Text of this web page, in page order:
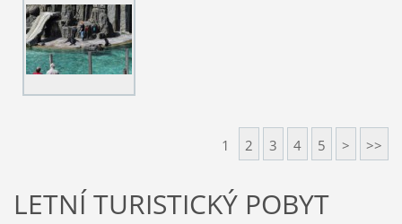
1 2 3 4 5 > >>
LETNÍ TURISTICKÝ POBYT